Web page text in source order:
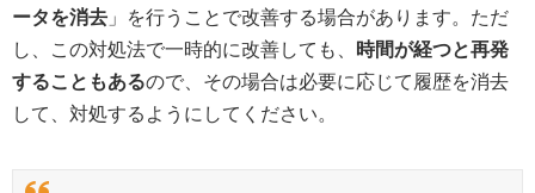
ータを消去 」を行うことで改善する場合があります。ただ
し、この対処法で一時的に改善しても、 時間が経つと再発
することもあるので、その場合は必要に応じて履歴を消去
して、対処するようにしてください。